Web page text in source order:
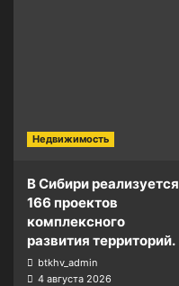
Недвижимость
В Сибири реализуется
166 проектов
комплексного
развития территорий.
btkhv_admin
4 августа 2026